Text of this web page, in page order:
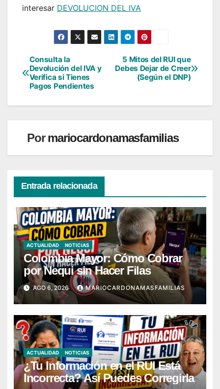
interesar DEVOLUCION DEL IVA
Navegación
de
entradas
5 Mitos del RUI que
Debes Dejar de Creer
(Según el DNP)
Consulta la
Devolución del IVA y
Verifica si Tienes
Pagos Pendientes
Pormariocardonamasfamilias
Entrada relacionada
ACTUALIDAD NOTICIAS
Colombia Mayor: Cómo Cobrar
por Nequi sin Hacer Filas
AGO 6, 2026 MARIOCARDONAMASFAMILIAS
ACTUALIDAD NOTICIAS
¿Tu Información en el RUI Está
Incorrecta? Así Puedes Corregirla